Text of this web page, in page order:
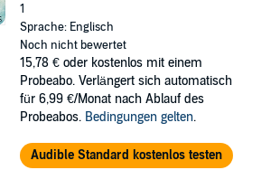
1
Sprache: Englisch
Noch nicht bewertet
15,78 € oder kostenlos mit einem
Probeabo. Verlängert sich automatisch
für 6,99 €/Monat nach Ablauf des
Probeabos. Bedingungen gelten.
Audible Standard kostenlos testen